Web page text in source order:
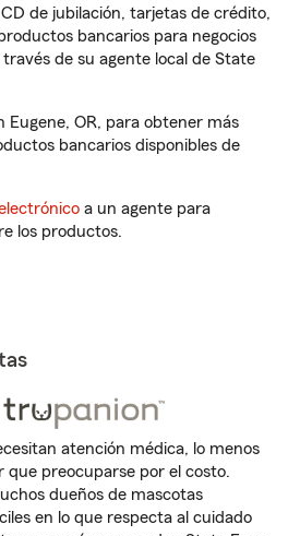
de jubilación, tarjetas de crédito,
bancarios para negocios
de su agente local de State
Eugene, OR, para obtener más
bancarios disponibles de
a un agente para
los productos.
atención médica, lo menos
que preocuparse por el costo.
dueños de mascotas
en lo que respecta al cuidado